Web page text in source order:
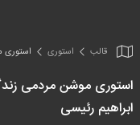
قالب استوری استوری
استوری موشن مردمی
ابراهیم رئیسی